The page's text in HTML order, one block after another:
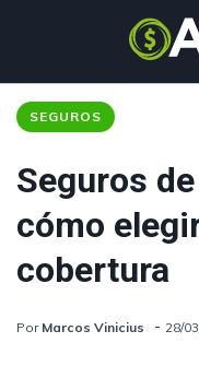
SEGUROS
Seguros
cómo
cobertura
Por Marcos Vinicius 28/